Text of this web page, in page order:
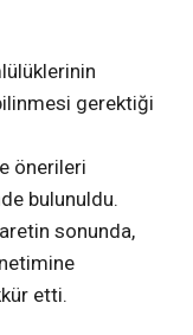
gerektiği
önerileri
bulunuldu.
sonunda,
etti.